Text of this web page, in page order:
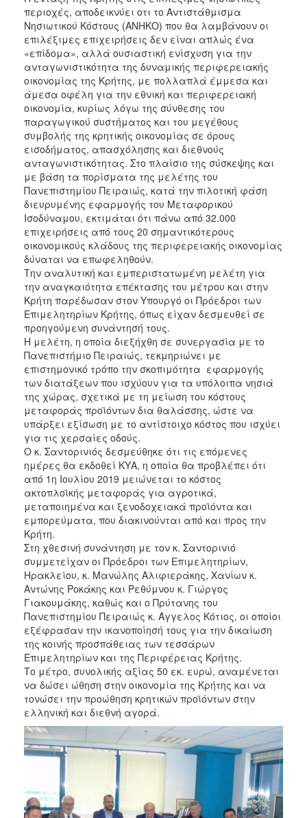
2011
ΔΗΜΟΣ
ΠΟΛΙΤΙΣΜΟΣ
ΑΝΘΕΚΤΙΚΗ
ΠΟΛΗ
περιοχές, αποδεικνύει οτι το Αντιστάθμισμα
Νησιωτικού Κόστους (ΑΝΗΚΟ) που θα λαμβάνουν οι
επιλέξιμες επιχειρήσεις δεν είναι απλώς ένα
«επίδομα», αλλά ουσιαστική ενίσχυση για την
ανταγωνιστικότητα της δυναμικής περιφερειακής
οικονομίας της Κρήτης, με πολλαπλά έμμεσα και
άμεσα οφέλη για την εθνική και περιφερειακή
οικονομία, κυρίως λόγω της σύνθεσης του
παραγωγικού συστήματος και του μεγέθους
συμβολής της κρητικής οικονομίας σε όρους
εισοδήματος, απασχόλησης και διεθνούς
ανταγωνιστικότητας. Στο πλαίσιο της σύσκεψης και
με βάση τα πορίσματα της μελέτης του
Πανεπιστημίου Πειραιώς, κατά την πιλοτική φάση
διευρυμένης εφαρμογής του Μεταφορικού
Ισοδύναμου, εκτιμάται ότι πάνω από 32.000
επιχειρήσεις από τους 20 σημαντικότερους
οικονομικούς κλάδους της περιφερειακής οικονομίας
δύναται να επωφεληθούν.
Την αναλυτική και εμπεριστατωμένη μελέτη για
την αναγκαιότητα επέκτασης του μέτρου και στην
Κρήτη παρέδωσαν στον Υπουργό οι Πρόεδροι των
Επιμελητηρίων Κρήτης, όπως είχαν δεσμευθεί σε
προηγούμενη συνάντησή τους.
Η μελέτη, η οποία διεξήχθη σε συνεργασία με το
Πανεπιστήμιο Πειραιώς, τεκμηριώνει με
επιστημονικό τρόπο την σκοπιμότητα εφαρμογής
των διατάξεων που ισχύουν για τα υπόλοιπα νησιά
της χώρας, σχετικά με τη μείωση του κόστους
μεταφοράς προϊόντων δια θαλάσσης, ώστε να
υπάρξει εξίσωση με το αντίστοιχο κόστος που ισχύει
για τις χερσαίες οδούς.
Ο κ. Σαντορινιός δεσμεύθηκε ότι τις επόμενες
ημέρες θα εκδοθεί ΚΥΑ, η οποία θα προβλέπει ότι
από 1η Ιουλίου 2019 μειώνεται το κόστος
ακτοπλοϊκής μεταφοράς για αγροτικά,
μεταποιημένα και ξενοδοχειακά προϊόντα και
εμπορεύματα, που διακινούνται από και προς την
Κρήτη.
Στη χθεσινή συνάντηση με τον κ. Σαντορινιό
συμμετείχαν οι Πρόεδροι των Επιμελητηρίων,
Ηρακλείου, κ. Μανώλης Αλιφιεράκης, Χανίων κ.
Αντώνης Ροκάκης και Ρεθύμνου κ. Γιώργος
Γιακουμάκης, καθώς και ο Πρύτανης του
Πανεπιστημίου Πειραιώς κ. Άγγελος Κότιος, οι οποίοι
εξέφρασαν την ικανοποίησή τους για την δικαίωση
της κοινής προσπάθειας των τεσσάρων
Επιμελητηρίων και της Περιφέρειας Κρήτης.
Το μέτρο, συνολικής αξίας 50 εκ. ευρώ, αναμένεται
να δώσει ώθηση στην οικονομία της Κρήτης και να
τονώσει την προώθηση κρητικών προϊόντων στην
ελληνική και διεθνή αγορά.